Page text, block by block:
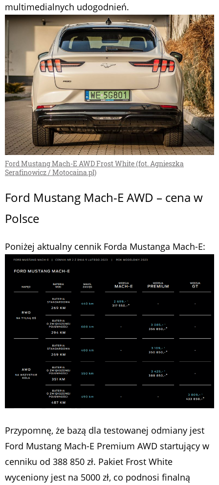
multimedialnych udogodnień.
Ford Mustang Mach-E AWD Frost White (fot. Agnieszka
Serafinowicz / Motocaina.pl)
Ford Mustang Mach-E AWD – cena w
Polsce
Poniżej aktualny cennik Forda Mustanga Mach-E:
Przypomnę, że bazą dla testowanej odmiany jest
Ford Mustang Mach-E Premium AWD startujący w
cenniku od 388 850 zł. Pakiet Frost White
wyceniony jest na 5000 zł, co podnosi finalną